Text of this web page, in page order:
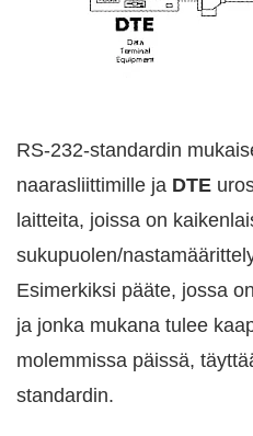
RS-232-standardin
naarasliittimille ja DTE
laitteita, joissa on
sukupuolen/
Esimerkiksi pääte, jossa
ja jonka mukana tulee
molemmissa päissä,
standardin.